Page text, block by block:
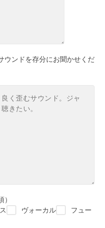
ウンドを存分にお聞かせくだ
ヴォーカル
フュー